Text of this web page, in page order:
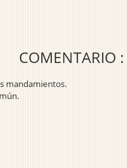
COMENTARIO :
mandamientos.